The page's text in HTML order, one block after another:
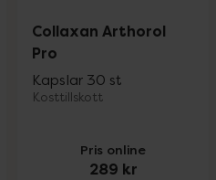
Collaxan Arthorol
Pro
Kapslar 30 st
Kosttillskott
Pris online
289 kr